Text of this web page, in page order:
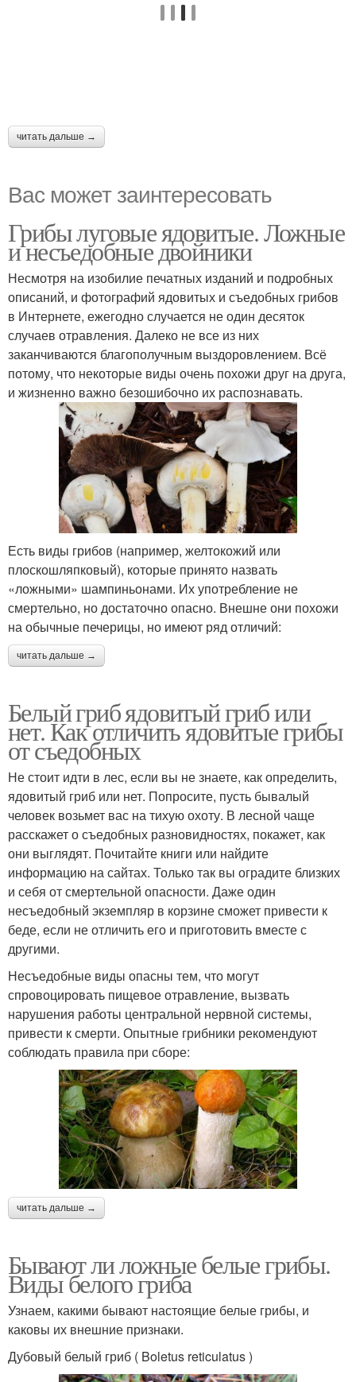
читать дальше →
Вас может заинтересовать
Грибы луговые ядовитые. Ложные
и несъедобные двойники
Несмотря на изобилие печатных изданий и подробных
описаний, и фотографий ядовитых и съедобных грибов
в Интернете, ежегодно случается не один десяток
случаев отравления. Далеко не все из них
заканчиваются благополучным выздоровлением. Всё
потому, что некоторые виды очень похожи друг на друга,
и жизненно важно безошибочно их распознавать.
Есть виды грибов (например, желтокожий или
плоскошляпковый), которые принято назвать
«ложными» шампиньонами. Их употребление не
смертельно, но достаточно опасно. Внешне они похожи
на обычные печерицы, но имеют ряд отличий:
читать дальше →
Белый гриб ядовитый гриб или
нет. Как отличить ядовитые грибы
от съедобных
Не стоит идти в лес, если вы не знаете, как определить,
ядовитый гриб или нет. Попросите, пусть бывалый
человек возьмет вас на тихую охоту. В лесной чаще
расскажет о съедобных разновидностях, покажет, как
они выглядят. Почитайте книги или найдите
информацию на сайтах. Только так вы оградите близких
и себя от смертельной опасности. Даже один
несъедобный экземпляр в корзине сможет привести к
беде, если не отличить его и приготовить вместе с
другими.
Несъедобные виды опасны тем, что могут
спровоцировать пищевое отравление, вызвать
нарушения работы центральной нервной системы,
привести к смерти. Опытные грибники рекомендуют
соблюдать правила при сборе:
читать дальше →
Бывают ли ложные белые грибы.
Виды белого гриба
Узнаем, какими бывают настоящие белые грибы, и
каковы их внешние признаки.
Дубовый белый гриб ( Boletus reticulatus )